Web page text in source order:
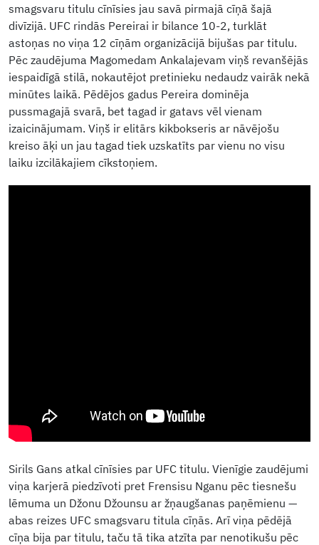
smagsvaru titulu cīnīsies jau savā pirmajā cīņā šajā
divīzijā. UFC rindās Pereirai ir bilance 10-2, turklāt
astoņas no viņa 12 cīņām organizācijā bijušas par titulu.
Pēc zaudējuma Magomedam Ankalajevam viņš revanšējās
iespaidīgā stilā, nokautējot pretinieku nedaudz vairāk nekā
minūtes laikā. Pēdējos gadus Pereira dominēja
pussmagajā svarā, bet tagad ir gatavs vēl vienam
izaicinājumam. Viņš ir elitārs kikbokseris ar nāvējošu
kreiso āķi un jau tagad tiek uzskatīts par vienu no visu
laiku izcilākajiem cīkstoņiem.
Sirils Gans atkal cīnīsies par UFC titulu. Vienīgie zaudējumi
viņa karjerā piedzīvoti pret Frensisu Nganu pēc tiesnešu
lēmuma un Džonu Džounsu ar žņaugšanas paņēmienu —
abas reizes UFC smagsvaru titula cīņās. Arī viņa pēdējā
cīņa bija par titulu, taču tā tika atzīta par nenotikušu pēc